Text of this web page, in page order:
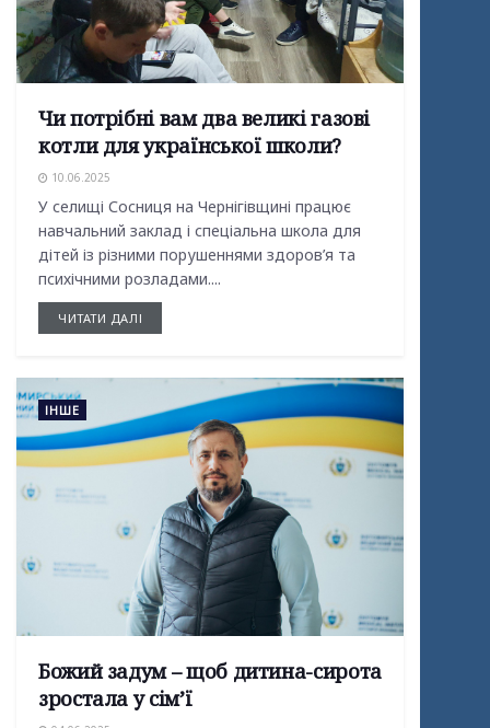
Чи потрібні вам два великі газові
котли для української школи?
10.06.2025
У селищі Сосниця на Чернігівщині працює
навчальний заклад і спеціальна школа для
дітей із різними порушеннями здоров’я та
психічними розладами....
ЧИТАТИ ДАЛІ
ІНШЕ
Божий задум – щоб дитина-сирота
зростала у сім’ї